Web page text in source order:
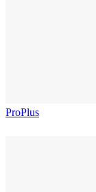
ProPlus